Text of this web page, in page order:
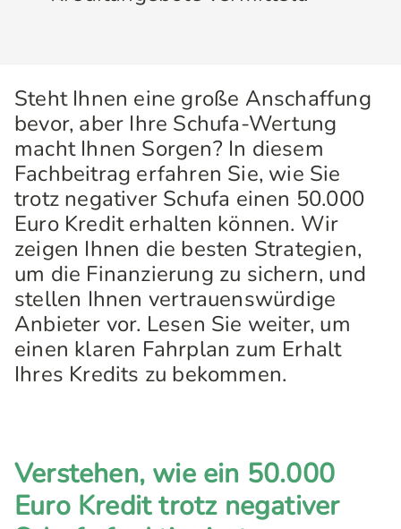
Steht Ihnen eine große Anschaffung
bevor, aber Ihre Schufa-Wertung
macht Ihnen Sorgen? In diesem
Fachbeitrag erfahren Sie, wie Sie
trotz negativer Schufa einen 50.000
Euro Kredit erhalten können. Wir
zeigen Ihnen die besten Strategien,
um die Finanzierung zu sichern, und
stellen Ihnen vertrauenswürdige
Anbieter vor. Lesen Sie weiter, um
einen klaren Fahrplan zum Erhalt
Ihres Kredits zu bekommen.
Verstehen, wie ein 50.000
Euro Kredit trotz negativer